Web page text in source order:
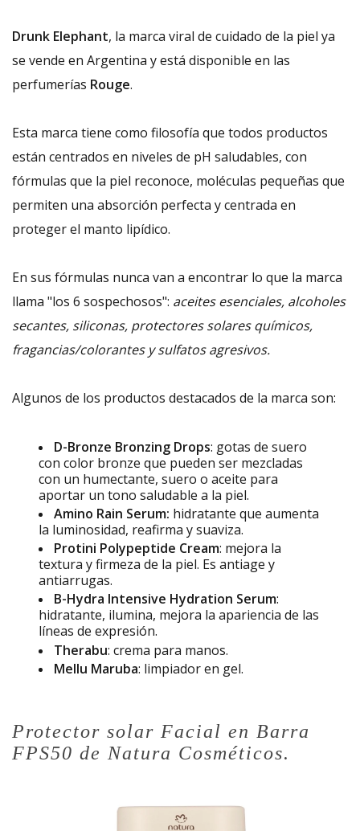
Drunk Elephant, la marca viral de cuidado de la piel ya
se vende en Argentina y está disponible en las
perfumerías Rouge.
Esta marca tiene como filosofía que todos productos
están centrados en niveles de pH saludables, con
fórmulas que la piel reconoce, moléculas pequeñas que
permiten una absorción perfecta y centrada en
proteger el manto lipídico.
En sus fórmulas nunca van a encontrar lo que la marca
llama "los 6 sospechosos": aceites esenciales, alcoholes
secantes, siliconas, protectores solares químicos,
fragancias/colorantes y sulfatos agresivos.
Algunos de los productos destacados de la marca son:
D-Bronze Bronzing Drops: gotas de suero
con color bronze que pueden ser mezcladas
con un humectante, suero o aceite para
aportar un tono saludable a la piel.
Amino Rain Serum: hidratante que aumenta
la luminosidad, reafirma y suaviza.
Protini Polypeptide Cream: mejora la
textura y firmeza de la piel. Es antiage y
antiarrugas.
B-Hydra Intensive Hydration Serum:
hidratante, ilumina, mejora la apariencia de las
líneas de expresión.
Therabu: crema para manos.
Mellu Maruba: limpiador en gel.
Protector solar Facial en Barra
FPS50 de Natura Cosméticos.